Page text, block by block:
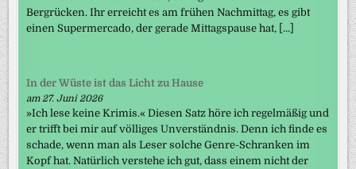
Bergrücken. Ihr erreicht es am frühen Nachmittag, es gibt
einen Supermercado, der gerade Mittagspause hat, […]
In der Wüste ist das Licht zu Hause
am 27. Juni 2026
»Ich lese keine Krimis.« Diesen Satz höre ich regelmäßig und
er trifft bei mir auf völliges Unverständnis. Denn ich finde es
schade, wenn man als Leser solche Genre-Schranken im
Kopf hat. Natürlich verstehe ich gut, dass einem nicht der